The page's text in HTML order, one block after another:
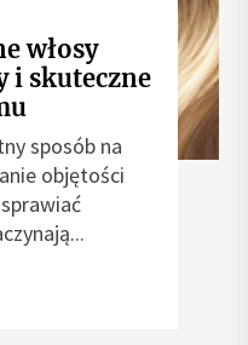
włosy
i skuteczne
sposób na
objętości